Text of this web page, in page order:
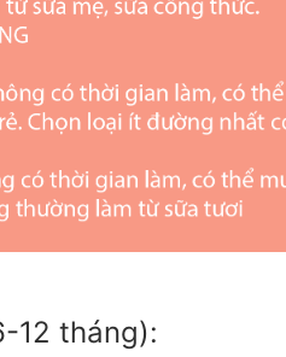
12 tháng):